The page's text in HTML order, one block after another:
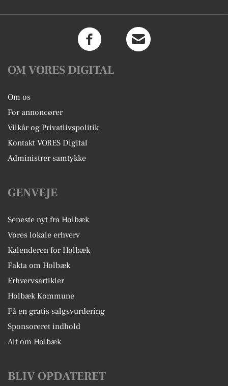
OM VORES DIGITAL
Om os
For annoncører
Vilkår og Privatlivspolitik
Kontakt VORES Digital
Administrer samtykke
GENVEJE
Seneste nyt fra Holbæk
Vores lokale erhverv
Kalenderen for Holbæk
Fakta om Holbæk
Erhvervsartikler
Holbæk Kommune
Få en gratis salgsvurdering
Sponsoreret indhold
Alt om Holbæk
BLIV OPDATERET